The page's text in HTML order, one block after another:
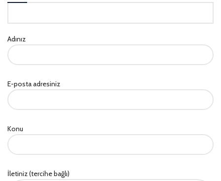
Adınız
E-posta adresiniz
Konu
İletiniz (tercihe bağlı)